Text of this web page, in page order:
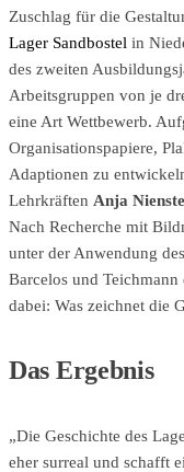
Zuschlag für die
Lager Sandbostel in
des zweiten
Arbeitsgruppen von je
eine Art Wettbewerb.
Organisationspapiere,
Adaptionen zu
Lehrkräften Anja
Nach Recherche mit
unter der Anwendung
Barcelos und
dabei: Was zeichnet die
Das Ergebnis
„Die Geschichte des
eher surreal und schafft